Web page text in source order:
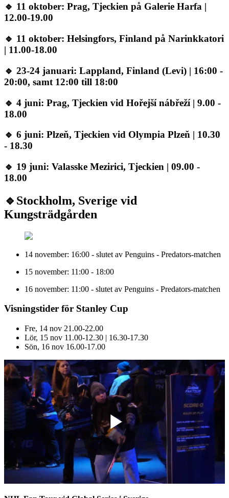
🔹 11 oktober: Prag, Tjeckien på Galerie Harfa |
12.00-19.00
🔹 11 oktober: Helsingfors, Finland på Narinkkatori
| 11.00-18.00
🔹 23-24 januari: Lappland, Finland (Levi) | 16:00 -
20:00, samt 12:00 till 18:00
🔹 4 juni: Prag, Tjeckien vid Hořejší nábřeží | 9.00 -
18.00
🔹 6 juni: Plzeň, Tjeckien vid Olympia Plzeň | 10.30
- 18.30
🔹 19 juni: Valasske Mezirici, Tjeckien | 09.00 -
18.00
🔹Stockholm, Sverige vid
Kungsträdgården
14 november: 16:00 - slutet av Penguins - Predators-matchen
15 november: 11:00 - 18:00
16 november: 11:00 - slutet av Penguins - Predators-matchen
Visningstider för Stanley Cup
Fre, 14 nov 21.00-22.00
Lör, 15 nov 11.00-12.30 | 16.30-17.30
Sön, 16 nov 16.00-17.00
Play